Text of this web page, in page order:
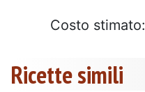
Costo stimato:
Ricette simili